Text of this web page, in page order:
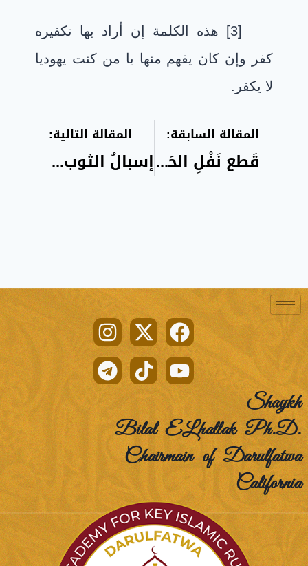
[3] هذه الكلمة إن أراد بها تكفيره
كفر وإن كان يفهم منها يا من كنت يهوديا
لا يكفر.
المقالة السابقة:
قَطع نَفْلِ الحَجّ والعُمرة
المقالة التالية:
إسبالُ الثوب للخُيَلاء
Shaykh
Bilal ELhallak Ph.D.
Chairmain of Darulfatwa
California